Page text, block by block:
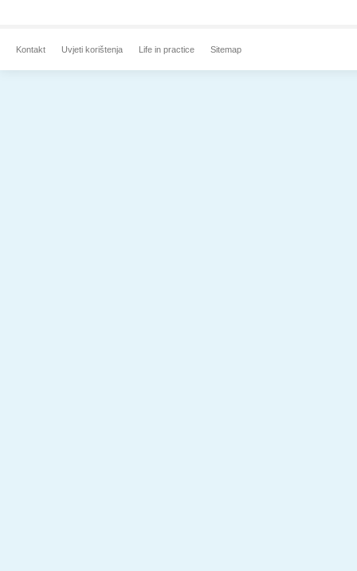
Kontakt Uvjeti korištenja Life in practice Sitemap